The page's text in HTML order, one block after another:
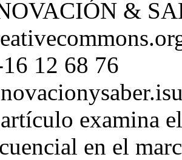
&
12 68 76
examina
en el